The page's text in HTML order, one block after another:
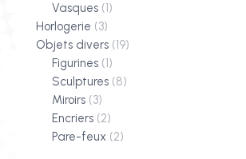
Vasques (1)
Horlogerie (3)
Objets divers (19)
Figurines (1)
Sculptures (8)
Miroirs (3)
Encriers (2)
Pare-feux (2)